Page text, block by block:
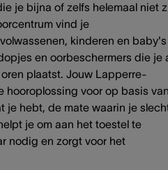
je bijna of zelfs helemaal niet
vind je
kinderen en baby's
en oorbeschermers die je
plaatst. Jouw Lapperre-
hooroplossing voor op basis
je hebt, de mate waarin je
je om aan het toestel te
nodig en zorgt voor het